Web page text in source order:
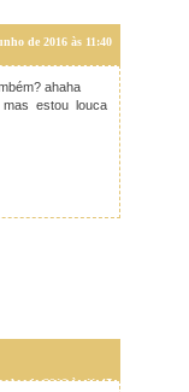
de 2016 às 11:40
ahaha
estou louca
de 2016 às 11:47